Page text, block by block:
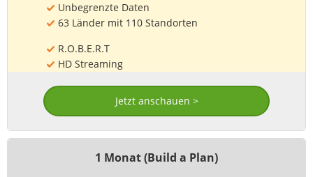
Unbegrenzte Daten
63 Länder mit 110 Standorten
R.O.B.E.R.T
HD Streaming
Jetzt anschauen >
1 Monat (Build a Plan)